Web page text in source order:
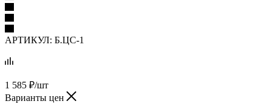
АРТИКУЛ: Б.ЦС-1
1 585 ₽/шт
Варианты цен